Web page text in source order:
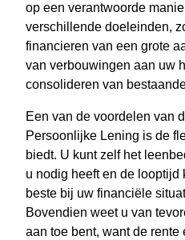
op een verantwoorde
verschillende doeleinden,
financieren van een grote
van verbouwingen aan uw
consolideren van
Een van de voordelen van
Persoonlijke Lening is de
biedt. U kunt zelf het
u nodig heeft en de looptijd
beste bij uw financiële
Bovendien weet u van
aan toe bent, want de